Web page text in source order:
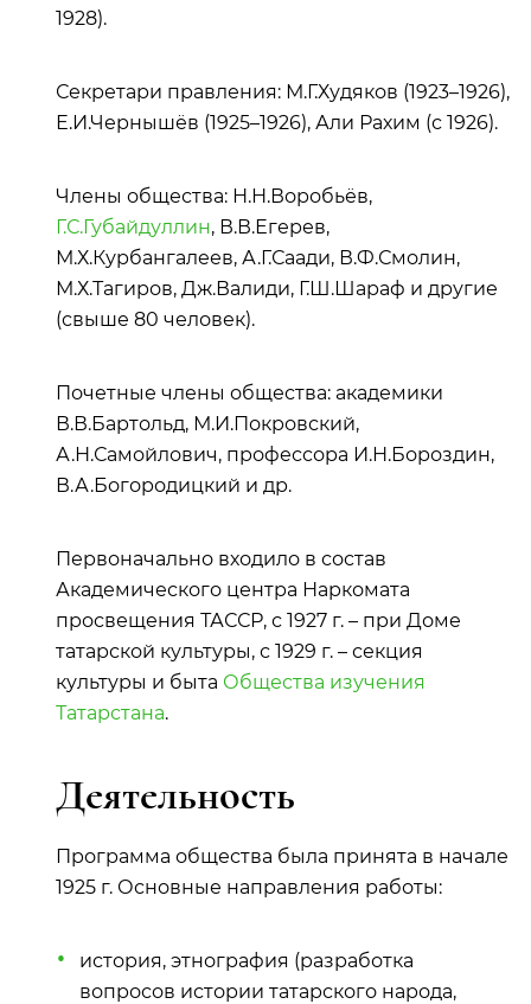
1928).
Секретари правления: М.Г.Худяков (1923–1926),
Е.И.Чернышёв (1925–1926), Али Рахим (с 1926).
Члены общества: Н.Н.Воробьёв,
Г.С.Губайдуллин, В.В.Егерев,
М.Х.Курбангалеев, А.Г.Саади, В.Ф.Смолин,
М.Х.Тагиров, Дж.Валиди, Г.Ш.Шараф и другие
(свыше 80 человек).
Почетные члены общества: академики
В.В.Бартольд, М.И.Покровский,
А.Н.Самойлович, профессора И.Н.Бороздин,
В.А.Богородицкий и др.
Первоначально входило в состав
Академического центра Наркомата
просвещения ТАССР, с 1927 г. – при Доме
татарской культуры, с 1929 г. – секция
культуры и быта Общества изучения
Татарстана.
Деятельность
Программа общества была принята в начале
1925 г. Основные направления работы:
история, этнография (разработка
вопросов истории татарского народа,